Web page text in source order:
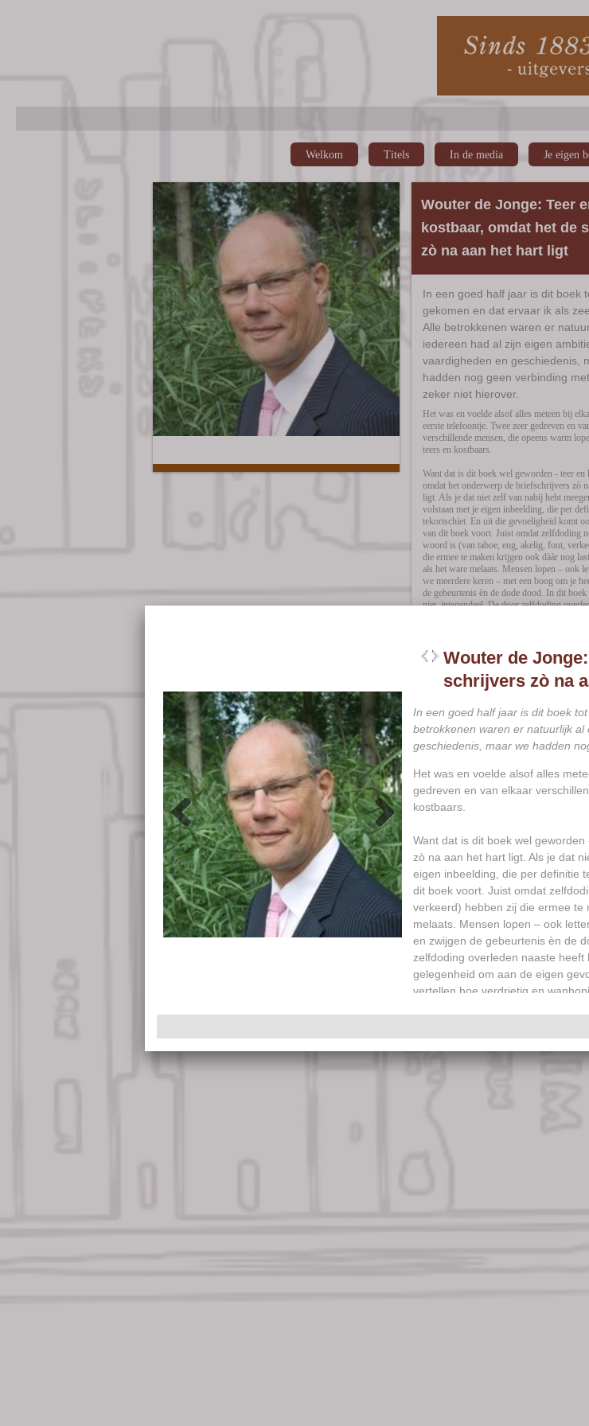
Welkom Titels In de media Je eigen
Wouter de Jonge: Teer
kostbaar, omdat het de
zò na aan het hart ligt
In een goed half jaar is dit boek
gekomen en dat ervaar ik als
Alle betrokkenen waren er
iedereen had al zijn eigen
vaardigheden en geschiedenis,
hadden nog geen verbinding
zeker niet hierover.
Het was en voelde alsof alles meteen bij
eerste telefoontje. Twee zeer gedreven en
verschillende mensen, die opeens warm
teers en kostbaars.
Want dat is dit boek wel geworden - teer en
omdat het onderwerp de briefschrijvers zò
ligt. Als je dat niet zelf van nabij hebt
volstaan met je eigen inbeelding, die per
tekortschiet. En uit die gevoeligheid komt
van dit boek voort. Juist omdat zelfdoding
woord is (van taboe, eng, akelig, fout,
die ermee te maken krijgen ook dààr nog
als het ware melaats. Mensen lopen – ook
we meerdere keren – met een boog om je
de gebeurtenis èn de dode dood. In dit boek
niet, integendeel. De door zelfdoding
verdrietig en wanhopig en woedend je kan
(weer) sprake kan komen van begrip,
liefde. Daarmee is dit boek zo kostbaar
briefschrijvers hebben – eindelijk? – een
erkenning. De lezers verdienen herkenning.
ons allemaal in onze verdere verkenning. In
onze medemens.